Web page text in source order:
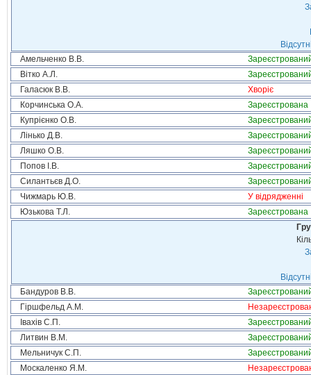
Амельченко В.В.
Вітко А.Л.
Галасюк В.В.
Хворіє
Корчинська О.А.
Зареєстрована
Купрієнко О.В.
Лінько Д.В.
Ляшко О.В.
Попов І.В.
Силантьєв Д.О.
Чижмарь Ю.В.
У відрядженні
Юзькова Т.Л.
Зареєстрована
Бандуров В.В.
Гіршфельд А.М.
Івахів С.П.
Литвин В.М.
Мельничук С.П.
Москаленко Я.М.